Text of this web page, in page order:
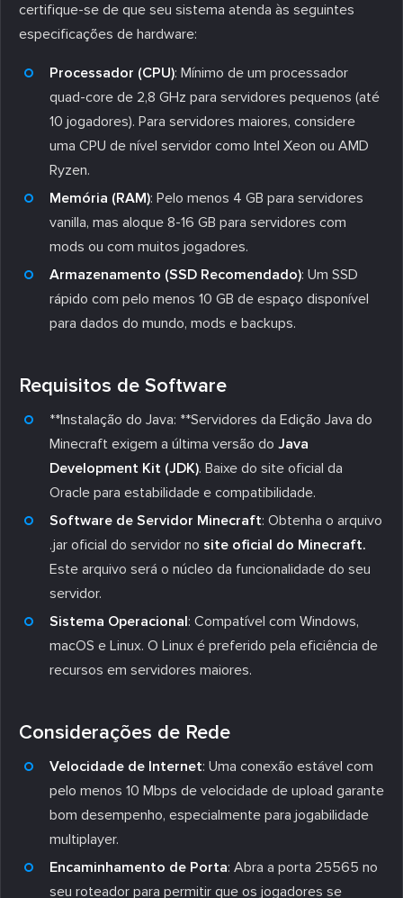
certifique-se de que seu sistema atenda às seguintes
especificações de hardware:
Processador (CPU): Mínimo de um processador
quad-core de 2,8 GHz para servidores pequenos (até
10 jogadores). Para servidores maiores, considere
uma CPU de nível servidor como Intel Xeon ou AMD
Ryzen.
Memória (RAM): Pelo menos 4 GB para servidores
vanilla, mas aloque 8-16 GB para servidores com
mods ou com muitos jogadores.
Armazenamento (SSD Recomendado): Um SSD
rápido com pelo menos 10 GB de espaço disponível
para dados do mundo, mods e backups.
Requisitos de Software
**Instalação do Java: **Servidores da Edição Java do
Minecraft exigem a última versão do Java
Development Kit (JDK). Baixe do site oficial da
Oracle para estabilidade e compatibilidade.
Software de Servidor Minecraft: Obtenha o arquivo
.jar oficial do servidor no site oficial do Minecraft.
Este arquivo será o núcleo da funcionalidade do seu
servidor.
Sistema Operacional: Compatível com Windows,
macOS e Linux. O Linux é preferido pela eficiência de
recursos em servidores maiores.
Considerações de Rede
Velocidade de Internet: Uma conexão estável com
pelo menos 10 Mbps de velocidade de upload garante
bom desempenho, especialmente para jogabilidade
multiplayer.
Encaminhamento de Porta: Abra a porta 25565 no
seu roteador para permitir que os jogadores se